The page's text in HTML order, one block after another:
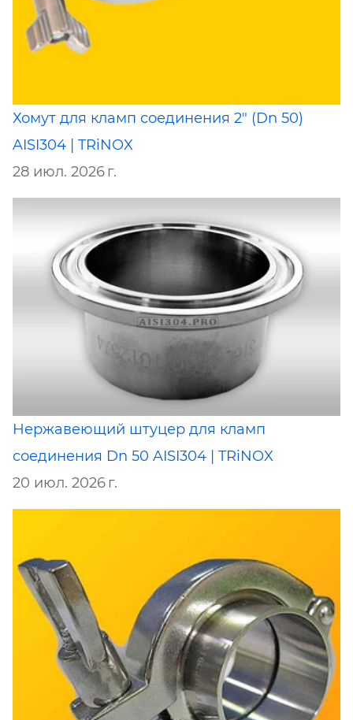
Хомут для кламп соединения 2" (Dn 50)
AISI304 | TRiNOX
28 июл. 2026 г.
Нержавеющий штуцер для кламп
соединения Dn 50 AISI304 | TRiNOX
20 июл. 2026 г.